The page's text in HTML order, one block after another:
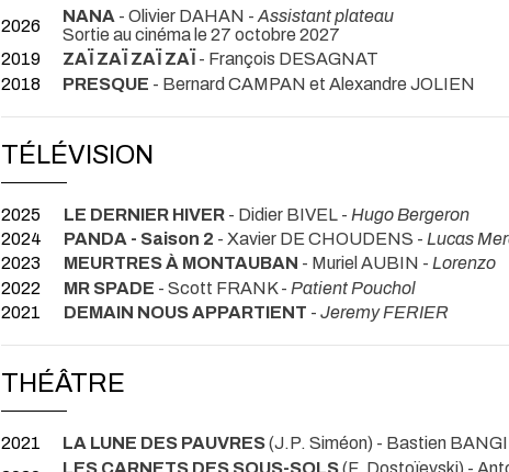
2026 NANA - Olivier DAHAN - Assistant plateau
Sortie au cinéma le 27 octobre 2027
2019
ZAÏ ZAÏ ZAÏ ZAÏ - François DESAGNAT
2018
PRESQUE - Bernard CAMPAN et Alexandre JOLIEN
TÉLÉVISION
2025 LE DERNIER HIVER - Didier BIVEL - Hugo Bergeron
2024
PANDA - Saison 2 - Xavier DE CHOUDENS - Lucas
2023
MEURTRES À MONTAUBAN - Muriel AUBIN - Lorenzo
2022
MR SPADE - Scott FRANK - Patient Pouchol
2021
DEMAIN NOUS APPARTIENT - Jeremy FERIER
THÉÂTRE
2021 LA LUNE DES PAUVRES(J.P. Siméon) - Bastien
LES CARNETS DES SOUS-SOLS(F. Dostoïevski) -